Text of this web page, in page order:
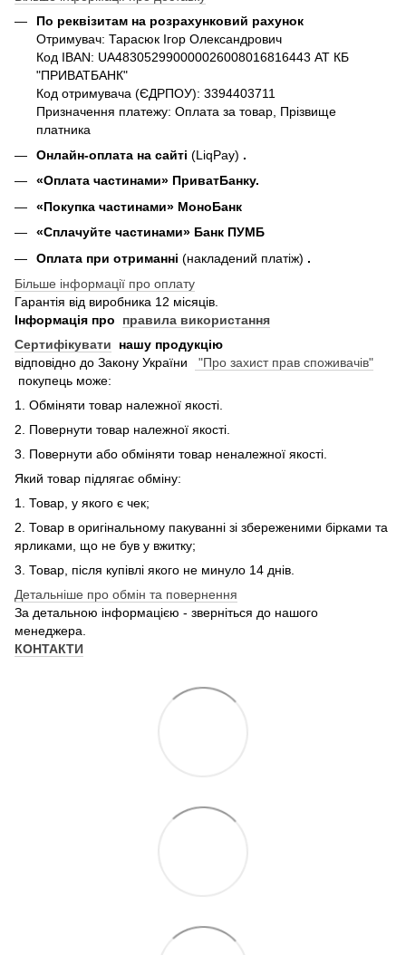
По реквізитам на розрахунковий рахунок
Отримувач: Тарасюк Ігор Олександрович
Код IBAN: UA483052990000026008016816443 АТ КБ
"ПРИВАТБАНК"
Код отримувача (ЄДРПОУ): 3394403711
Призначення платежу: Оплата за товар, Прізвище
платника
Онлайн-оплата на сайті (LiqPay) .
«Оплата частинами» ПриватБанку.
«Покупка частинами» МоноБанк
«Сплачуйте частинами» Банк ПУМБ
Оплата при отриманні (накладений платіж) .
Більше інформації про оплату
Гарантія від виробника 12 місяців.
Інформація про правила використання
Сертифікувати нашу продукцію
відповідно до Закону України
"Про захист прав споживачів"
покупець може:
1. Обміняти товар належної якості.
2. Повернути товар належної якості.
3. Повернути або обміняти товар неналежної якості.
Який товар підлягає обміну:
1. Товар, у якого є чек;
2. Товар в оригінальному пакуванні зі збереженими бірками та
ярликами, що не був у вжитку;
3. Товар, після купівлі якого не минуло 14 днів.
Детальніше про обмін та повернення
За детальною інформацією - зверніться до нашого
менеджера.
КОНТАКТИ